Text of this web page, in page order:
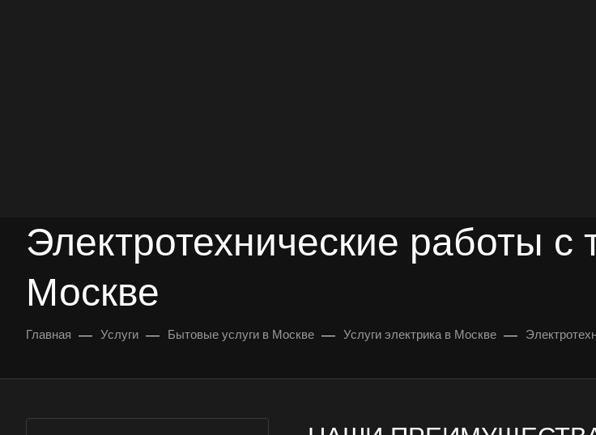
Электротехнические работы с
Москве
Главная — Услуги — Бытовые услуги в Москве — Услуги электрика в Москве —